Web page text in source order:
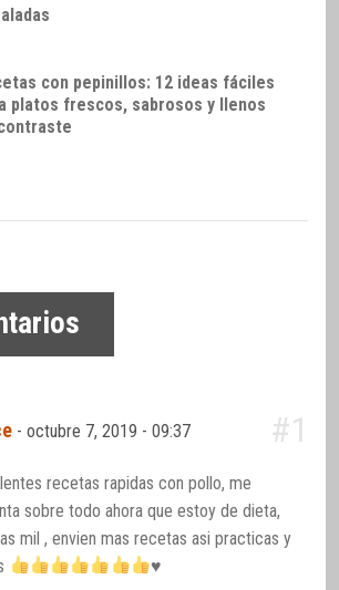
con pepinillos: 12 ideas fáciles
platos frescos, sabrosos y llenos
-octubre 7, 2019 - 09:37 #1
recetas rapidas con pollo, me
sobre todo ahora que estoy de dieta,
mil , envien mas recetas asi practicas y
♥️